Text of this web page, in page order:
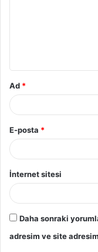
Ad *
E-posta *
İnternet sitesi
Daha sonraki
adresim ve site